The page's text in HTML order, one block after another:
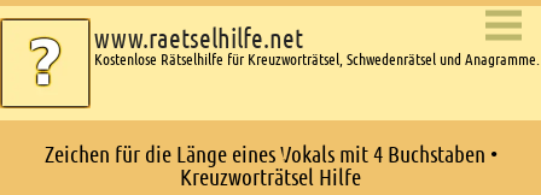
www.raetselhilfe.net
Kostenlose Rätselhilfe für Kreuzworträtsel, Schwedenrätsel und Anagramme.
Zeichen für die Länge eines Vokals mit 4 Buchstaben •
Kreuzworträtsel Hilfe